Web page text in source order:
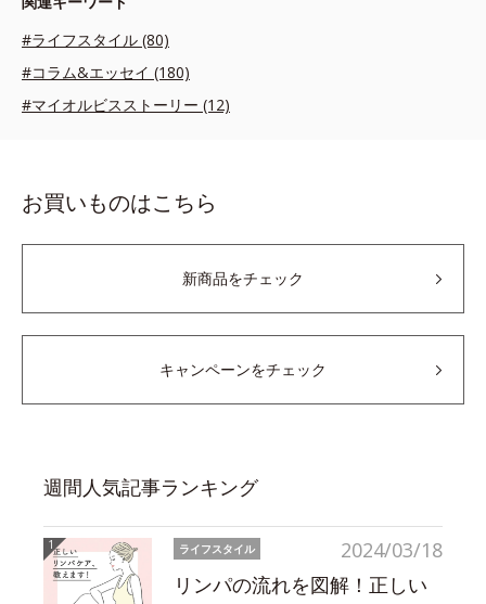
#ライフスタイル (80)
#コラム&エッセイ (180)
#マイオルビスストーリー (12)
お買いものはこちら
新商品をチェック
キャンペーンをチェック
週間人気記事ランキング
2024/03/18
ライフスタイル
リンパの流れを図解！正しい